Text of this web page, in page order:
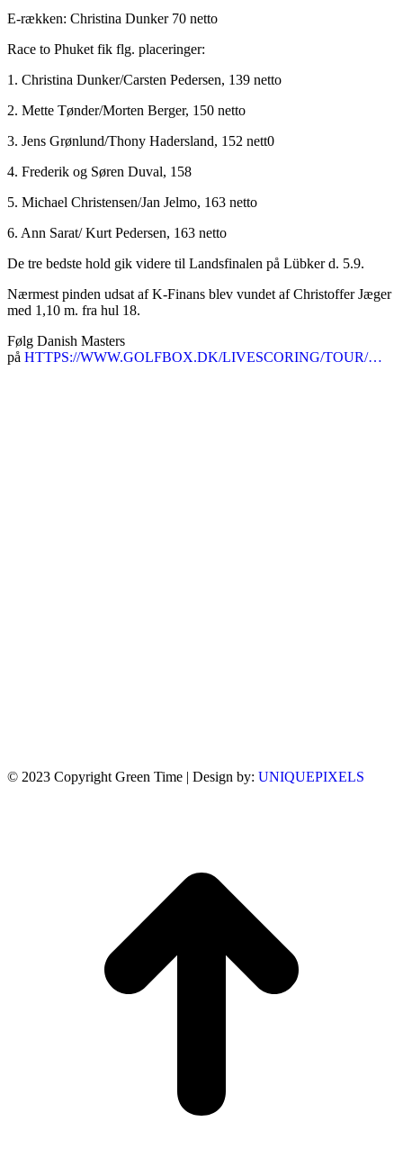
E-rækken: Christina Dunker 70 netto
Race to Phuket fik flg. placeringer:
1. Christina Dunker/Carsten Pedersen, 139 netto
2. Mette Tønder/Morten Berger, 150 netto
3. Jens Grønlund/Thony Hadersland, 152 nett0
4. Frederik og Søren Duval, 158
5. Michael Christensen/Jan Jelmo, 163 netto
6. Ann Sarat/ Kurt Pedersen, 163 netto
De tre bedste hold gik videre til Landsfinalen på Lübker d. 5.9.
Nærmest pinden udsat af K-Finans blev vundet af Christoffer Jæger
med 1,10 m. fra hul 18.
Følg Danish Masters
på HTTPS://WWW.GOLFBOX.DK/LIVESCORING/TOUR/…
© 2023 Copyright Green Time | Design by: UNIQUEPIXELS